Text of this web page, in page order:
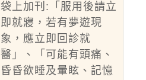
袋上加刊:「服用後請立
即就寢，若有夢遊現
象，應立即回診就
醫」、「可能有頭痛、
昏昏欲睡及暈眩、記憶